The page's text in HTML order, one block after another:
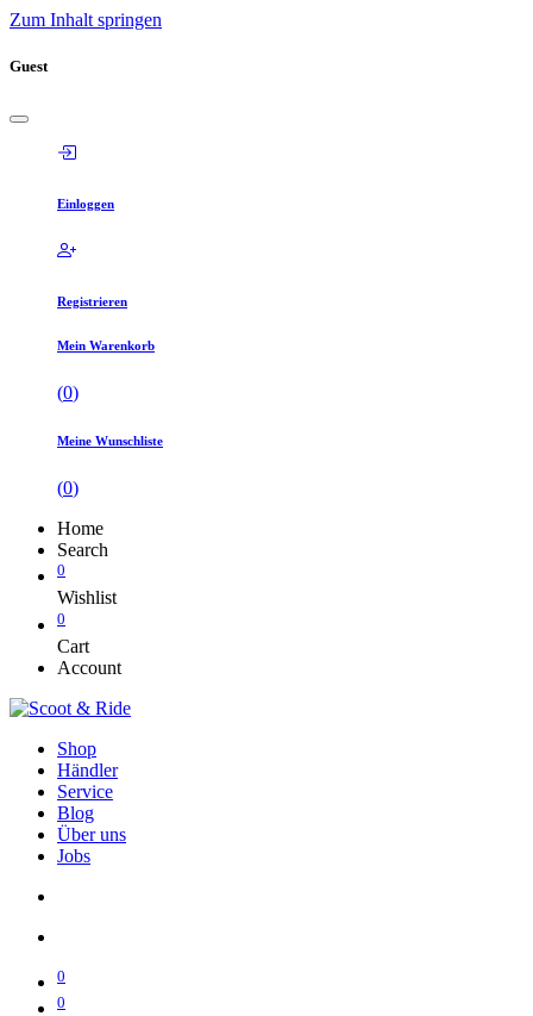
Zum Inhalt springen
Guest
Einloggen
Registrieren
Mein Warenkorb
(0)
Meine Wunschliste
(0)
Home
Search
0
Wishlist
0
Cart
Account
Shop
Händler
Service
Blog
Über uns
Jobs
0
0